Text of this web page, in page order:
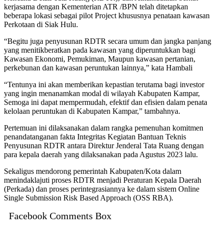
kerjasama dengan Kementerian ATR /BPN telah ditetapkan
beberapa lokasi sebagai pilot Project khususnya penataan kawasan
Perkotaan di Siak Hulu.
“Begitu juga penyusunan RDTR secara umum dan jangka panjang
yang menitikberatkan pada kawasan yang diperuntukkan bagi
Kawasan Ekonomi, Pemukiman, Maupun kawasan pertanian,
perkebunan dan kawasan peruntukan lainnya,” kata Hambali
“Tentunya ini akan memberikan kepastian terutama bagi investor
yang ingin menanamkan modal di wilayah Kabupaten Kampar,
Semoga ini dapat mempermudah, efektif dan efisien dalam penata
kelolaan peruntukan di Kabupaten Kampar,” tambahnya.
Pertemuan ini dilaksanakan dalam rangka pemenuhan komitmen
penandatanganan fakta Integritas Kegiatan Bantuan Teknis
Penyusunan RDTR antara Direktur Jenderal Tata Ruang dengan
para kepala daerah yang dilaksanakan pada Agustus 2023 lalu.
Sekaligus mendorong pemerintah Kabupaten/Kota dalam
menindaklajuti proses RDTR menjadi Peraturan Kepala Daerah
(Perkada) dan proses perintegrasiannya ke dalam sistem Online
Single Submission Risk Based Approach (OSS RBA).
Facebook Comments Box